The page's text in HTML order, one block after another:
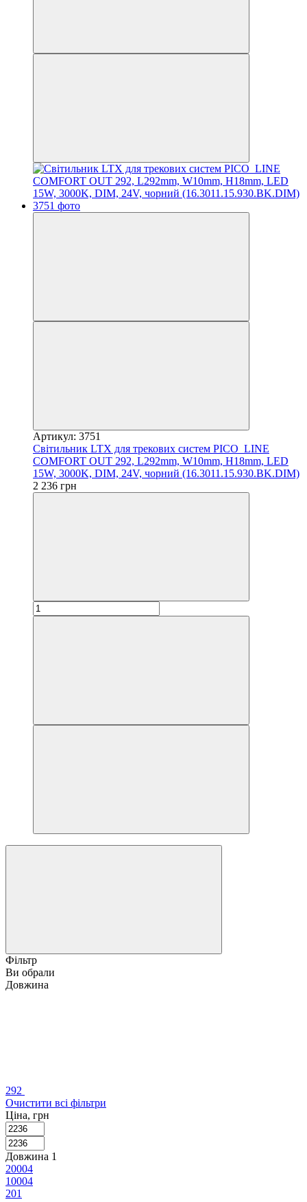
Артикул: 3751
Світильник LTX для трекових систем PICO_LINE
COMFORT OUT 292, L292mm, W10mm, H18mm, LED
15W, 3000K, DIM, 24V, чорний (16.3011.15.930.BK.DIM)
2 236 грн
Фільтр
Ви обрали
Довжина
292
Очистити всі фільтри
Ціна, грн
Довжина 1
20004
10004
201